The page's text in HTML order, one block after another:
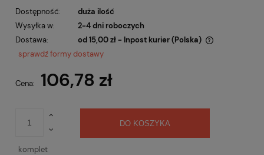
Dostępność:
duża ilość
Wysyłka w:
2-4 dni roboczych
Dostawa:
od 15,00 zł - Inpost kurier (Polska)
Cena nie zawiera ewentualnych kosztów płatności
sprawdź formy dostawy
Cena: 106,78 zł
komplet
DO KOSZYKA